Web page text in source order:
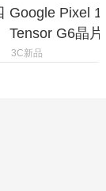
Google Pixel
Tensor G6晶
元
3C新品